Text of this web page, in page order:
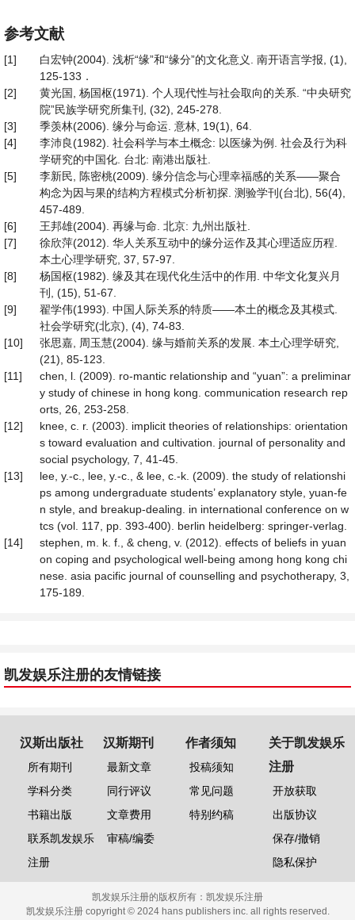
参考文献
[1]
白宏钟(2004). 浅析“缘”和“缘分”的文化意义. 南开语言学报, (1),
125-133．
[2]
黄光国, 杨国枢(1971). 个人现代性与社会取向的关系. “中央研究
院”民族学研究所集刊, (32), 245-278.
[3]
季羡林(2006). 缘分与命运. 意林, 19(1), 64.
[4]
李沛良(1982). 社会科学与本土概念: 以医缘为例. 社会及行为科
学研究的中国化. 台北: 南港出版社.
[5]
李新民, 陈密桃(2009). 缘分信念与心理幸福感的关系——聚合
构念为因与果的结构方程模式分析初探. 测验学刊(台北), 56(4),
457-489.
[6]
王邦雄(2004). 再缘与命. 北京: 九州出版社.
[7]
徐欣萍(2012). 华人关系互动中的缘分运作及其心理适应历程.
本土心理学研究, 37, 57-97.
[8]
杨国枢(1982). 缘及其在现代化生活中的作用. 中华文化复兴月
刊, (15), 51-67.
[9]
翟学伟(1993). 中国人际关系的特质——本土的概念及其模式.
社会学研究(北京), (4), 74-83.
[10]
张思嘉, 周玉慧(2004). 缘与婚前关系的发展. 本土心理学研究,
(21), 85-123.
[11]
chen, l. (2009). ro-mantic relationship and “yuan”: a preliminar
y study of chinese in hong kong. communication research rep
orts, 26, 253-258.
[12]
knee, c. r. (2003). implicit theories of relationships: orientation
s toward evaluation and cultivation. journal of personality and
social psychology, 7, 41-45.
[13]
lee, y.-c., lee, y.-c., & lee, c.-k. (2009). the study of relationshi
ps among undergraduate students’ explanatory style, yuan-fe
n style, and breakup-dealing. in international conference on w
tcs (vol. 117, pp. 393-400). berlin heidelberg: springer-verlag.
[14]
stephen, m. k. f., & cheng, v. (2012). effects of beliefs in yuan
on coping and psychological well-being among hong kong chi
nese. asia pacific journal of counselling and psychotherapy, 3,
175-189.
凯发娱乐注册的友情链接
汉斯出版社
所有期刊
学科分类
书籍出版
联系凯发娱乐
注册
汉斯期刊
最新文章
同行评议
文章费用
审稿/编委
作者须知
投稿须知
常见问题
特别约稿
关于凯发娱乐
注册
开放获取
出版协议
保存/撤销
隐私保护
凯发娱乐注册的版权所有： 凯发娱乐注册
凯发娱乐注册 copyright © 2024 hans publishers inc. all rights reserved.